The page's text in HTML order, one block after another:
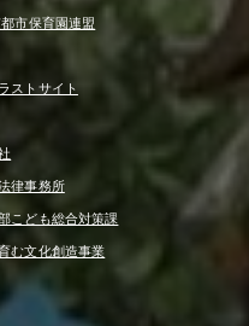
市保育園連盟
ストサイト
律事務所
こども総合対策課
む文化創造事業